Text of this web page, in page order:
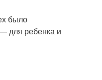
было
для ребенка и